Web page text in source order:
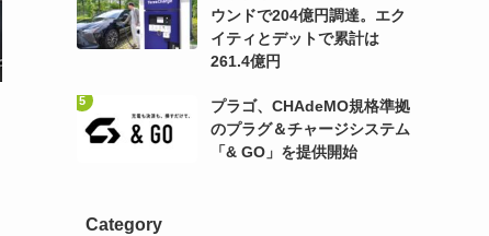
ウンドで204億円調達。エク
イティとデットで累計は
261.4億円
プラゴ、CHAdeMO規格準拠
のプラグ＆チャージシステム
「& GO」を提供開始
Category